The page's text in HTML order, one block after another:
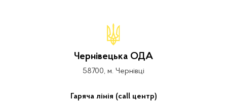
Чернівецька ОДА
58700, м. Чернівці
Гаряча лінія (call центр)